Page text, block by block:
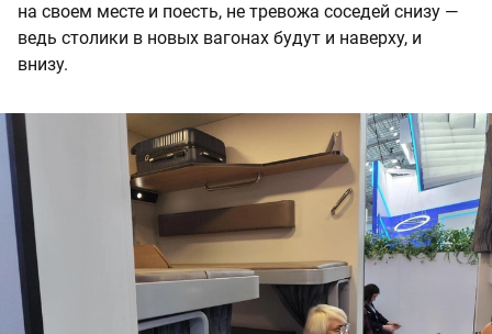
на своем месте и поесть, не тревожа соседей снизу —
ведь столики в новых вагонах будут и наверху, и
внизу.